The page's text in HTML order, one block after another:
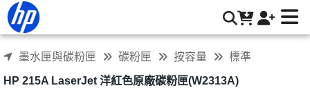
HP 215A LaserJet 洋紅色原廠碳粉匣(W2313A) | HP® 惠普台
墨水匣與碳粉匣 碳粉匣 按容量 標準
HP 215A LaserJet 洋紅色原廠碳粉匣(W2313A)